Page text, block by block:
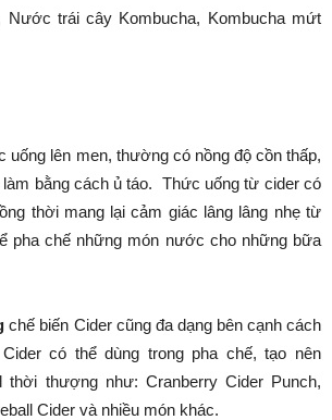
Nước trái cây Kombucha, Kombucha mứt
uống lên men, thường có nồng độ cồn thấp,
bằng cách ủ táo. Thức uống từ cider có
thời mang lại cảm giác lâng lâng nhẹ từ
pha chế những món nước cho những bữa
chế biến Cider cũng đa dạng bên cạnh cách
có thể dùng trong pha chế, tạo nên
thời thượng như: Cranberry Cider Punch,
Cider và nhiều món khác.